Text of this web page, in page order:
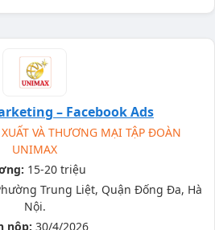
– Facebook Ads
VÀ THƯƠNG MẠI TẬP ĐOÀN
UNIMAX
15-20 triệu
Trung Liệt, Quận Đống Đa, Hà
Nội.
nộp: 30/4/2026